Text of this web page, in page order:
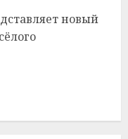
новый